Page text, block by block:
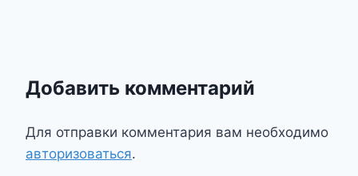
Добавить комментарий
Для отправки комментария вам необходимо
авторизоваться.